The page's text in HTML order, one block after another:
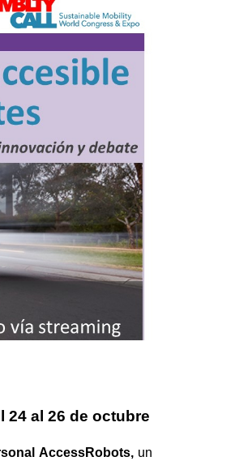
24 al 26 de octubre
AccessRobots, un